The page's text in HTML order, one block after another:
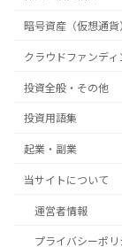
暗号資産（仮想通貨
クラウドファンディ
投資全般・その他
投資用語集
起業・副業
当サイトについて
運営者情報
プライバシーポリ